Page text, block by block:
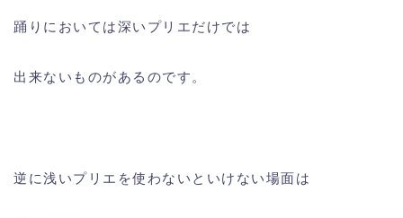
踊りにおいては深いプリエだけでは
出来ないものがあるのです。
逆に浅いプリエを使わないといけない場面は